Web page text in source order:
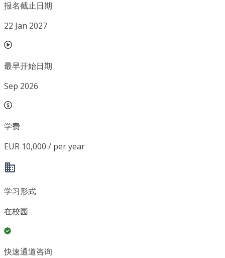
报名截止日期
22 Jan 2027
最早开始日期
Sep 2026
学费
EUR 10,000 / per year
学习形式
在校园
快速通道咨询